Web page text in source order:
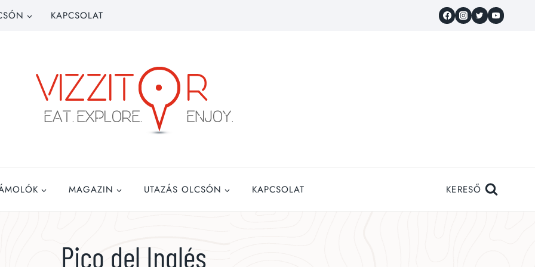
KAPCSOLAT
MAGAZIN UTAZÁS OLCSÓN KAPCSOLAT KERESŐ
Pico del Inglés